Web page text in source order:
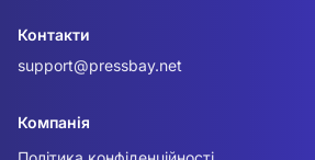
Контакти
support@pressbay.net
Компанія